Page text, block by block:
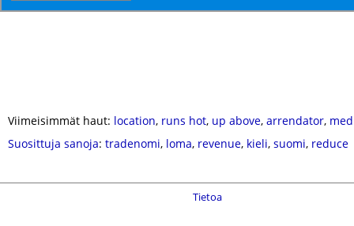
Viimeisimmät haut: location, runs hot, up above, arrendator,
Suosittuja sanoja: tradenomi, loma, revenue, kieli, suomi, reduce
Tietoa